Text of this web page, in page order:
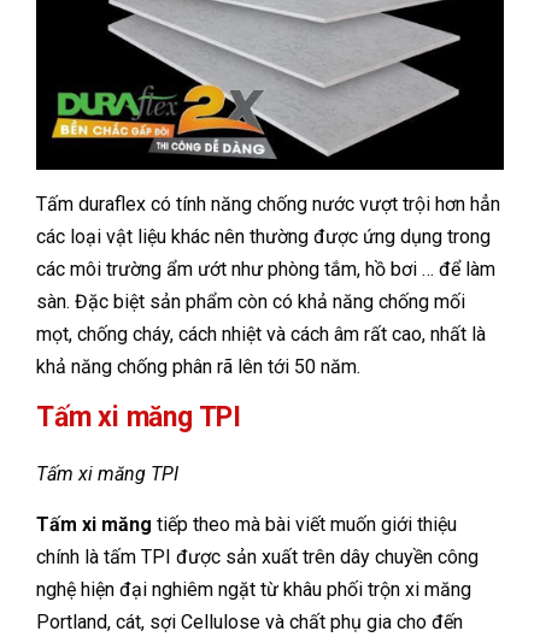
Tấm duraflex có tính năng chống nước vượt trội hơn hẳn
các loại vật liệu khác nên thường được ứng dụng trong
các môi trường ẩm ướt như phòng tắm, hồ bơi … để làm
sàn. Đặc biệt sản phẩm còn có khả năng chống mối
mọt, chống cháy, cách nhiệt và cách âm rất cao, nhất là
khả năng chống phân rã lên tới 50 năm.
Tấm xi măng TPI
Tấm xi măng TPI
Tấm xi măng tiếp theo mà bài viết muốn giới thiệu
chính là tấm TPI được sản xuất trên dây chuyền công
nghệ hiện đại nghiêm ngặt từ khâu phối trộn xi măng
Portland, cát, sợi Cellulose và chất phụ gia cho đến